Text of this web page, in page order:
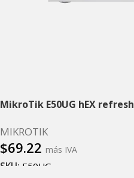
MikroTik E50UG hEX refresh
MIKROTIK
$69.22 más IVA
SKU: E50UG